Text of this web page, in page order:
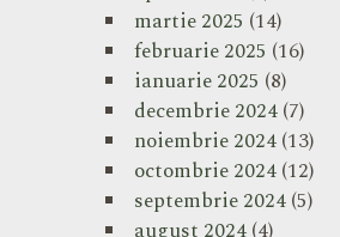
martie 2025 (14)
februarie 2025 (16)
ianuarie 2025 (8)
decembrie 2024(7)
noiembrie 2024(13)
octombrie 2024(12)
septembrie 2024(5)